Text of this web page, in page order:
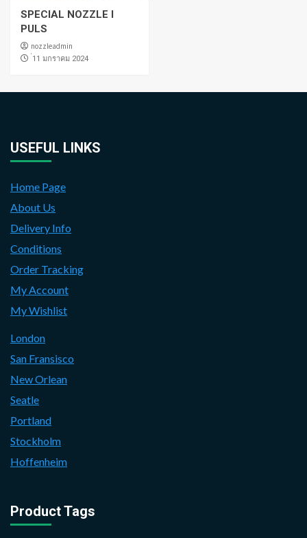
SPECIAL NOZZLE I
PULS
nozzleadmin
่11 มกราคม 2024
USEFUL LINKS
Home Page
About Us
Delivery Info
Conditions
Order Tracking
My Account
My Wishlist
London
San Fransisco
New Orlean
Seatle
Portland
Stockholm
Hoffenheim
Product Tags